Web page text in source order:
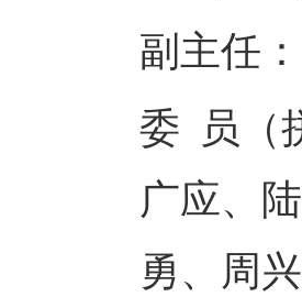
副主任
委
员（
广应、
勇、周